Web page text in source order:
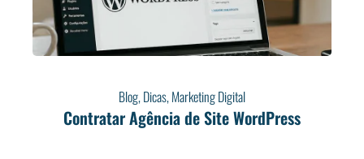
Blog,Dicas,Marketing Digital
Contratar Agência de Site WordPress